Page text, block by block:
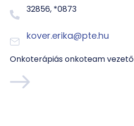
32856, *0873
kover.erika@pte.hu
Onkoterápiás onkoteam vezető